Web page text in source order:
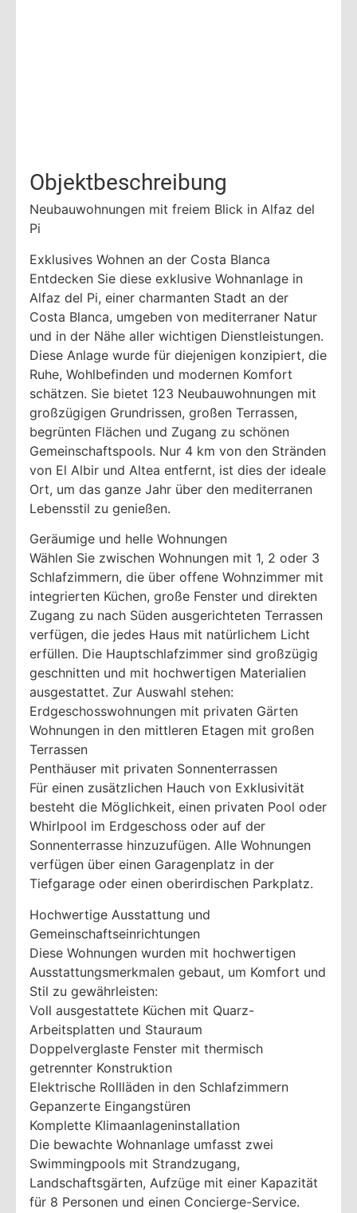
Objektbeschreibung
Neubauwohnungen mit freiem Blick in Alfaz del
Pi
Exklusives Wohnen an der Costa Blanca
Entdecken Sie diese exklusive Wohnanlage in
Alfaz del Pi, einer charmanten Stadt an der
Costa Blanca, umgeben von mediterraner Natur
und in der Nähe aller wichtigen Dienstleistungen.
Diese Anlage wurde für diejenigen konzipiert, die
Ruhe, Wohlbefinden und modernen Komfort
schätzen. Sie bietet 123 Neubauwohnungen mit
großzügigen Grundrissen, großen Terrassen,
begrünten Flächen und Zugang zu schönen
Gemeinschaftspools. Nur 4 km von den Stränden
von El Albir und Altea entfernt, ist dies der ideale
Ort, um das ganze Jahr über den mediterranen
Lebensstil zu genießen.
Geräumige und helle Wohnungen
Wählen Sie zwischen Wohnungen mit 1, 2 oder 3
Schlafzimmern, die über offene Wohnzimmer mit
integrierten Küchen, große Fenster und direkten
Zugang zu nach Süden ausgerichteten Terrassen
verfügen, die jedes Haus mit natürlichem Licht
erfüllen. Die Hauptschlafzimmer sind großzügig
geschnitten und mit hochwertigen Materialien
ausgestattet. Zur Auswahl stehen:
Erdgeschosswohnungen mit privaten Gärten
Wohnungen in den mittleren Etagen mit großen
Terrassen
Penthäuser mit privaten Sonnenterrassen
Für einen zusätzlichen Hauch von Exklusivität
besteht die Möglichkeit, einen privaten Pool oder
Whirlpool im Erdgeschoss oder auf der
Sonnenterrasse hinzuzufügen. Alle Wohnungen
verfügen über einen Garagenplatz in der
Tiefgarage oder einen oberirdischen Parkplatz.
Hochwertige Ausstattung und
Gemeinschaftseinrichtungen
Diese Wohnungen wurden mit hochwertigen
Ausstattungsmerkmalen gebaut, um Komfort und
Stil zu gewährleisten:
Voll ausgestattete Küchen mit Quarz-
Arbeitsplatten und Stauraum
Doppelverglaste Fenster mit thermisch
getrennter Konstruktion
Elektrische Rollläden in den Schlafzimmern
Gepanzerte Eingangstüren
Komplette Klimaanlageninstallation
Die bewachte Wohnanlage umfasst zwei
Swimmingpools mit Strandzugang,
Landschaftsgärten, Aufzüge mit einer Kapazität
für 8 Personen und einen Concierge-Service.